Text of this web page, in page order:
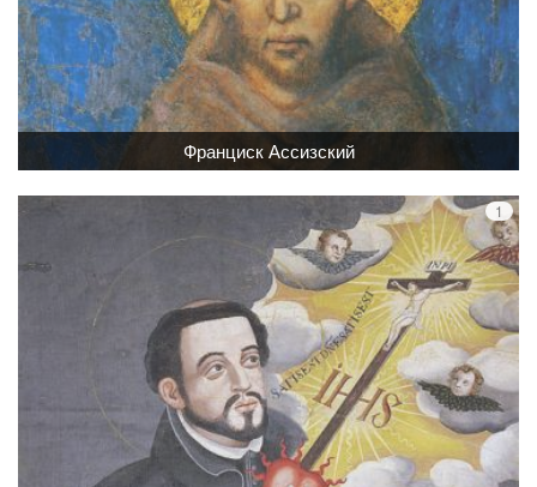
Франциск Ассизский